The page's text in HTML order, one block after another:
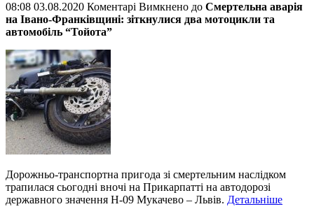
08:08 03.08.2020 Коментарі Вимкнено до Смертельна аварія
на Івано-Франківщині: зіткнулися два мотоцикли та
автомобіль “Тойота”
Дорожньо-транспортна пригода зі смертельним наслідком
трапилася сьогодні вночі на Прикарпатті на автодорозі
державного значення Н-09 Мукачево – Львів. Детальніше